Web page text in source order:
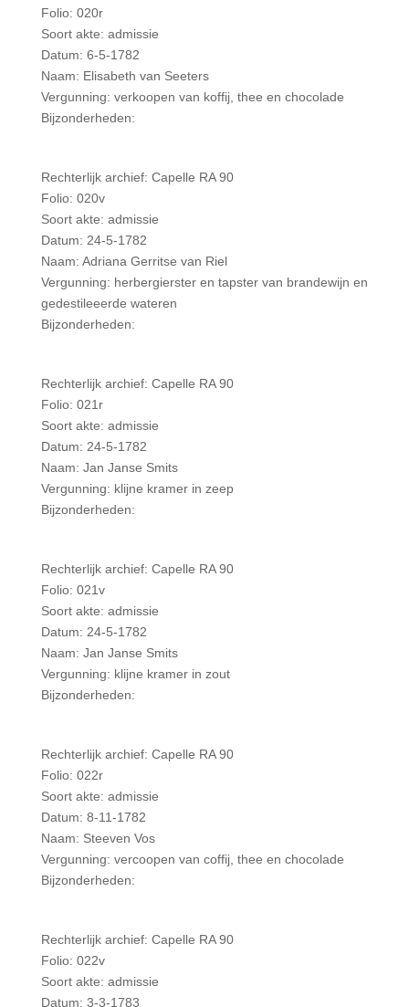
Folio: 020r
Soort akte: admissie
Datum: 6-5-1782
Naam: Elisabeth van Seeters
Vergunning: verkoopen van koffij, thee en chocolade
Bijzonderheden:
Rechterlijk archief: Capelle RA 90
Folio: 020v
Soort akte: admissie
Datum: 24-5-1782
Naam: Adriana Gerritse van Riel
Vergunning: herbergierster en tapster van brandewijn en
gedestileeerde wateren
Bijzonderheden:
Rechterlijk archief: Capelle RA 90
Folio: 021r
Soort akte: admissie
Datum: 24-5-1782
Naam: Jan Janse Smits
Vergunning: klijne kramer in zeep
Bijzonderheden:
Rechterlijk archief: Capelle RA 90
Folio: 021v
Soort akte: admissie
Datum: 24-5-1782
Naam: Jan Janse Smits
Vergunning: klijne kramer in zout
Bijzonderheden:
Rechterlijk archief: Capelle RA 90
Folio: 022r
Soort akte: admissie
Datum: 8-11-1782
Naam: Steeven Vos
Vergunning: vercoopen van coffij, thee en chocolade
Bijzonderheden:
Rechterlijk archief: Capelle RA 90
Folio: 022v
Soort akte: admissie
Datum: 3-3-1783